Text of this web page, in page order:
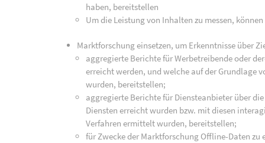
haben, bereitstellen
Um die Leistung von Inhalten zu messen,
Marktforschung einsetzen, um Erkenntnisse über
aggregierte Berichte für Werbetreibende oder
erreicht werden, und welche auf der Grundlage
wurden, bereitstellen;
aggregierte Berichte für Diensteanbieter über
Diensten erreicht wurden bzw. mit diesen
Verfahren ermittelt wurden, bereitstellen;
für Zwecke der Marktforschung Offline-Daten